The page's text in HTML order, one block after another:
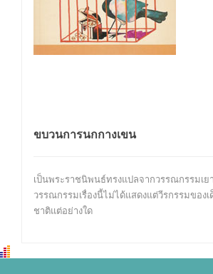
ขบวนการนกกางเขน
เป็นพระราชนิพนธ์ทรงแปลจากวรรณกรรมเย
วรรณกรรมเรื่องนี้ไม่ได้แสดงแต่วีรกรรมของ
ชาติแต่อย่างใด